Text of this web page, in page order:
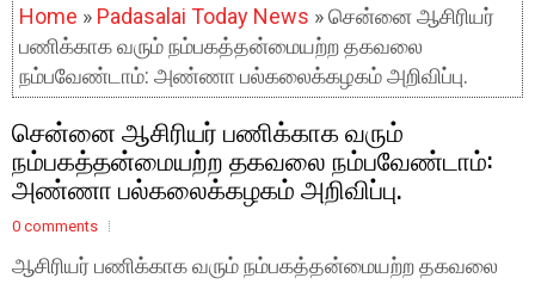
Home » Padasalai Today News » சென்னை ஆசிரியர்
பணிக்காக வரும் நம்பகத்தன்மையற்ற தகவலை
நம்பவேண்டாம்: அண்ணா பல்கலைக்கழகம் அறிவிப்பு.
சென்னை ஆசிரியர் பணிக்காக வரும்
நம்பகத்தன்மையற்ற தகவலை நம்பவேண்டாம்:
அண்ணா பல்கலைக்கழகம் அறிவிப்பு.
0 comments
ஆசிரியர் பணிக்காக வரும் நம்பகத்தன்மையற்ற தகவலை